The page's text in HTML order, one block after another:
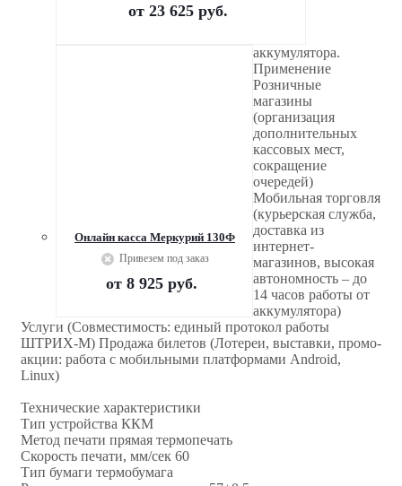
от 23 625 руб.
Онлайн касса Меркурий 130Ф
Привезем под заказ
от 8 925 руб.
аккумулятора.
Применение
Розничные
магазины
(организация
дополнительных
кассовых мест,
сокращение
очередей)
Мобильная торговля
(курьерская служба,
доставка из
интернет-
магазинов, высокая
автономность – до
14 часов работы от
аккумулятора)
Услуги (Совместимость: единый протокол работы
ШТРИХ-М) Продажа билетов (Лотереи, выставки, промо-
акции: работа с мобильными платформами Android,
Linux)
Технические характеристики
Тип устройства ККМ
Метод печати прямая термопечать
Скорость печати, мм/сек 60
Тип бумаги термобумага